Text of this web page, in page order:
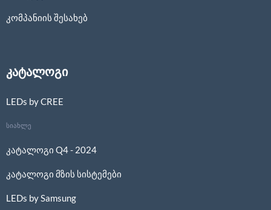
კომპანიის შესახებ
კატალოგი
LEDs by CREE
სიახლე
კატალოგი Q4 - 2024
კატალოგი მზის სისტემები
LEDs by Samsung